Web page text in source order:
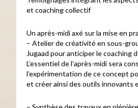
et coaching collectif
Un après-midi axé sur la mise en
– Atelier de créativité en sous-
Jugaad pour anticiper le coaching
L’essentiel de l’après-midi sera
l’expérimentation de ce concept
et créer ainsi des outils innovants